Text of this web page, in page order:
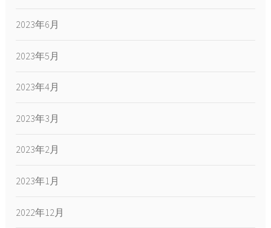
2023年6月
2023年5月
2023年4月
2023年3月
2023年2月
2023年1月
2022年12月